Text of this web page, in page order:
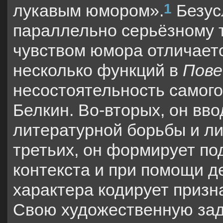
лукавым юмором».1
параллельно серьёзному
чувством юмора
несколько функций в
несостоятельность
Белкин. Во-вторых, он
литературной борьбы и
третьих, он формирует
контекста и при помощи
характера кодирует
Свою художественную